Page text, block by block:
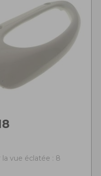
la vue éclatée : 8